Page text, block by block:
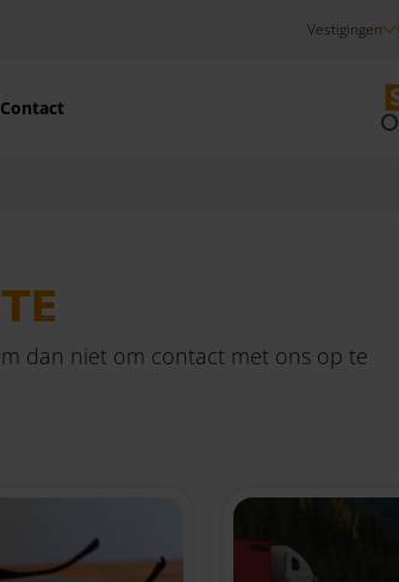
Vestigingen
Contact
dan niet om contactmet ons op te